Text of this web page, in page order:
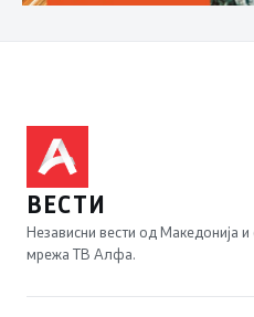
ВЕСТИ
Независни вести од Македонија
мрежа ТВ Алфа.